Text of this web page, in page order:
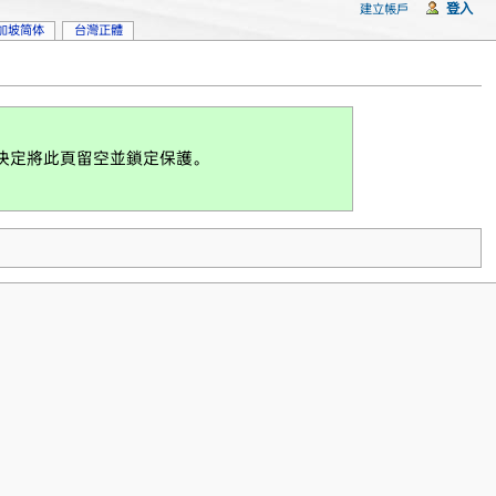
將此頁留空並鎖定保護。
坡简体 台灣正體
建立帳戶 登入